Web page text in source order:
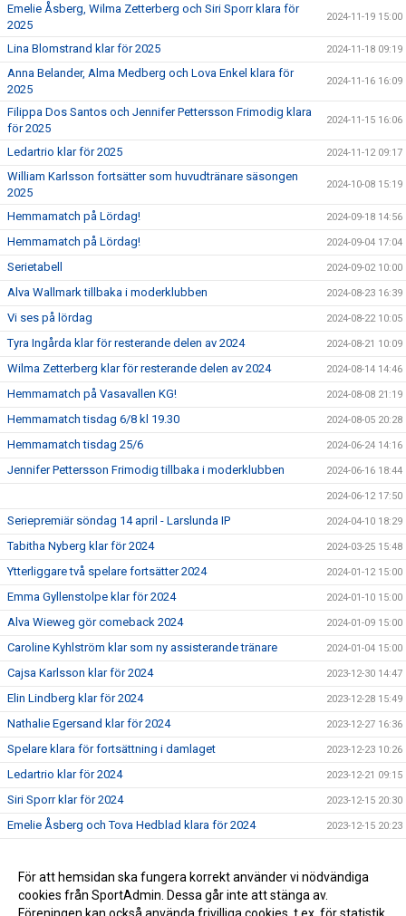
Emelie Åsberg, Wilma Zetterberg och Siri Sporr klara för
2025
2024-11-19 15:00
Lina Blomstrand klar för 2025 2024-11-18 09:19
Anna Belander, Alma Medberg och Lova Enkel klara för
2025
2024-11-16 16:09
Filippa Dos Santos och Jennifer Pettersson Frimodig klara
för 2025
2024-11-15 16:06
Ledartrio klar för 2025 2024-11-12 09:17
William Karlsson fortsätter som huvudtränare säsongen
2025
2024-10-08 15:19
Hemmamatch på Lördag! 2024-09-18 14:56
Hemmamatch på Lördag! 2024-09-04 17:04
Serietabell 2024-09-02 10:00
Alva Wallmark tillbaka i moderklubben 2024-08-23 16:39
Vi ses på lördag 2024-08-22 10:05
Tyra Ingårda klar för resterande delen av 2024 2024-08-21 10:09
Wilma Zetterberg klar för resterande delen av 2024 2024-08-14 14:46
Hemmamatch på Vasavallen KG! 2024-08-08 21:19
Hemmamatch tisdag 6/8 kl 19.30 2024-08-05 20:28
Hemmamatch tisdag 25/6 2024-06-24 14:16
Jennifer Pettersson Frimodig tillbaka i moderklubben 2024-06-16 18:44
2024-06-12 17:50
Seriepremiär söndag 14 april - Larslunda IP 2024-04-10 18:29
Tabitha Nyberg klar för 2024 2024-03-25 15:48
Ytterliggare två spelare fortsätter 2024 2024-01-12 15:00
Emma Gyllenstolpe klar för 2024 2024-01-10 15:00
Alva Wieweg gör comeback 2024 2024-01-09 15:00
Caroline Kyhlström klar som ny assisterande tränare 2024-01-04 15:00
Cajsa Karlsson klar för 2024 2023-12-30 14:47
Elin Lindberg klar för 2024 2023-12-28 15:49
Nathalie Egersand klar för 2024 2023-12-27 16:36
Spelare klara för fortsättning i damlaget 2023-12-23 10:26
Ledartrio klar för 2024 2023-12-21 09:15
Siri Sporr klar för 2024 2023-12-15 20:30
Emelie Åsberg och Tova Hedblad klara för 2024 2023-12-15 20:23
William Karlsson ny damtränare 2023-11-07 10:37
William Karlsson tar över som huvudtränare för damlaget 2023-11-06 14:03
För att hemsidan ska fungera korrekt använder vi nödvändiga
cookies från SportAdmin. Dessa går inte att stänga av.